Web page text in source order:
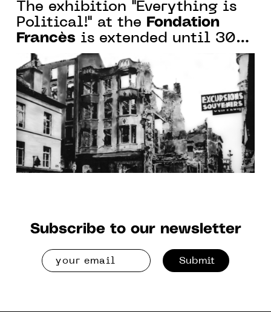
The exhibition "Everything is
Political!" at the
Fondation
Francès is extended until 30
June 2026 at the Clichy and
Senlis spaces
Subscribe to our newsletter
Submit